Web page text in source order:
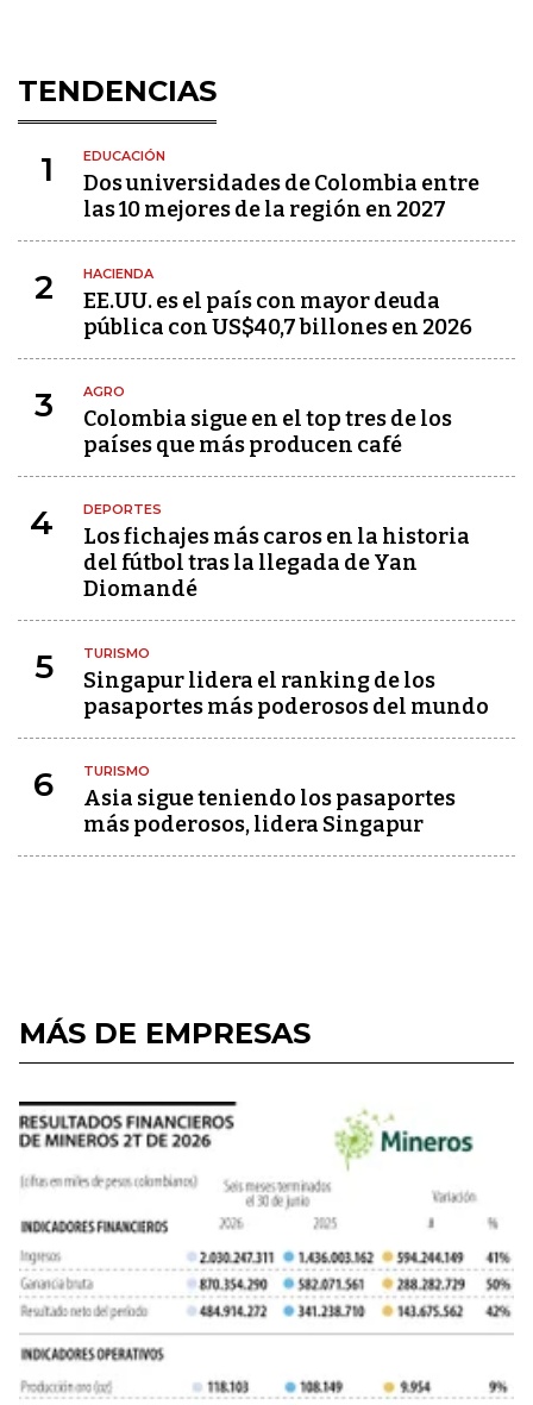
TENDENCIAS
1 EDUCACIÓN
Dos universidades de Colombia entre
las 10 mejores de la región en 2027
2 HACIENDA
EE.UU. es el país con mayor deuda
pública con US$40,7 billones en 2026
3 AGRO
Colombia sigue en el top tres de los
países que más producen café
4 DEPORTES
Los fichajes más caros en la historia
del fútbol tras la llegada de Yan
Diomandé
5 TURISMO
Singapur lidera el ranking de los
pasaportes más poderosos del mundo
6 TURISMO
Asia sigue teniendo los pasaportes
más poderosos, lidera Singapur
MÁS DE EMPRESAS